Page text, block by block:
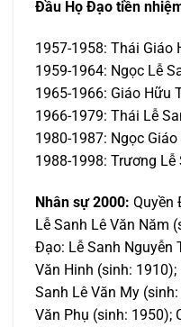
Đầu Họ Đạo tiền
1957-1958: Thái Giáo
1959-1964: Ngọc Lễ
1965-1966: Giáo Hữu
1966-1979: Thái Lễ
1980-1987: Ngọc
1988-1998: Trương Lễ
Nhân sự 2000: Quyền
Lễ Sanh Lê Văn Năm
Đạo: Lễ Sanh Nguyễn
Văn Hinh (sinh:
Sanh Lê Văn My
Văn Phụ (sinh: 1950);